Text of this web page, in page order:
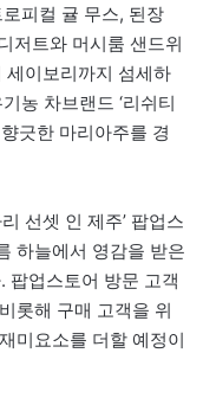
피컬 귤 무스, 된장
저트와 머시룸 샌드위
이보리까지 섬세하
농 차브랜드 ‘리쉬티
긋한 마리아주를 경
선셋 인 제주’ 팝업스
하늘에서 영감을 받은
팝업스토어 방문 고객
롯해 구매 고객을 위
미요소를 더할 예정이